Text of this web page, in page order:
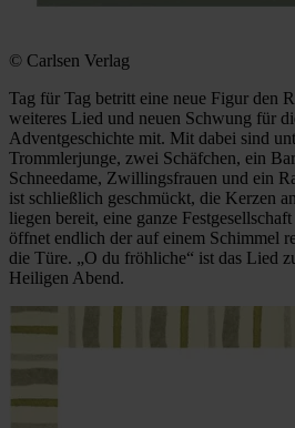
© Carlsen Verlag
Tag für Tag betritt eine neue Figur den
weiteres Lied und neuen Schwung für
Adventgeschichte mit. Mit dabei sind
Trommlerjunge, zwei Schäfchen, ein
Schneedame, Zwillingsfrauen und ein
ist schließlich geschmückt, die Kerzen
liegen bereit, eine ganze
öffnet endlich der auf einem Schimmel
die Türe. „O du fröhliche“ ist das Lied
Heiligen Abend.